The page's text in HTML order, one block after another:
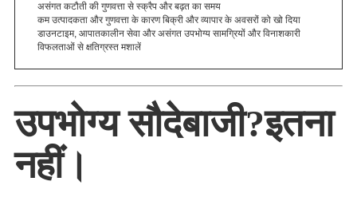
असंगत कटौती की गुणवत्ता से स्क्रैप और बढ़त का समय
कम उत्पादकता और गुणवत्ता के कारण बिक्री और व्यापार के अवसरों को खो दिया
डाउनटाइम, आपातकालीन सेवा और असंगत उपभोग्य सामग्रियों और विनाशकारी
विफलताओं से क्षतिग्रस्त मशालें
उपभोग्य सौदेबाजी?इतना
नहीं।